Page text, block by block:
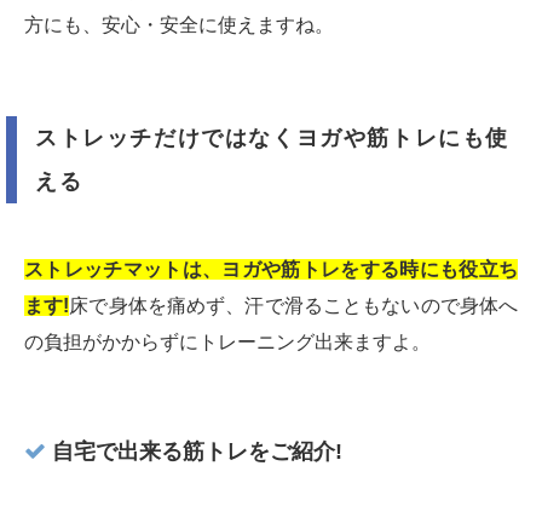
方にも、安心・安全に使えますね。
ストレッチだけではなくヨガや筋トレにも使
える
ストレッチマットは、ヨガや筋トレをする時にも役立ち
ます!床で身体を痛めず、汗で滑ることもないので身体へ
の負担がかからずにトレーニング出来ますよ。
自宅で出来る筋トレをご紹介!